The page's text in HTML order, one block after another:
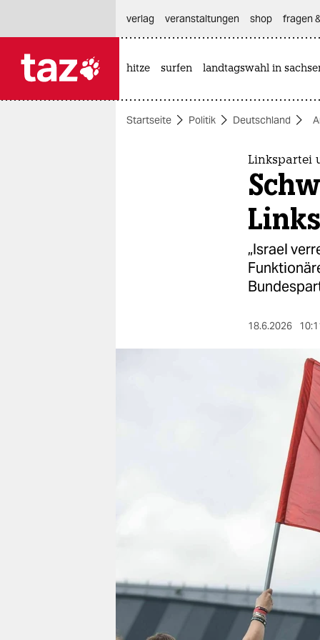
themen
nord
abo
genossenschaft
verlag
veranstaltungen shop fragen
hitze surfen landtagswahl in
Startseite Politik Deutschland
Linkspartei
„Israel
18.6.2026